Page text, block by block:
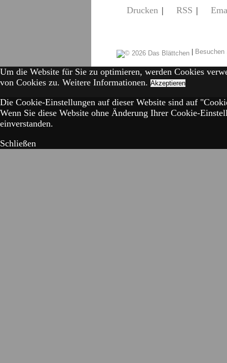
Drucken | RSS |
|
Um die Website für Sie zu optimieren, werden Cookies
von Cookies zu. Weitere Informationen. Akzeptieren
Die Cookie-Einstellungen auf dieser Website sind auf
Wenn Sie diese Website ohne Änderung Ihrer Cookie-
einverstanden.
Schließen